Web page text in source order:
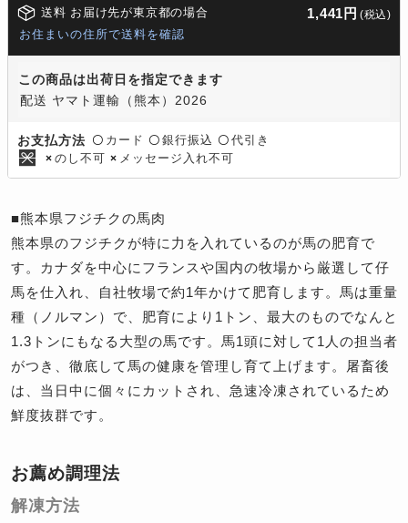
送料 お届け先が東京都の場合 1,441円 (税込)
お住まいの住所で送料を確認
この商品は出荷日を指定できます
配送 ヤマト運輸（熊本）2026
お支払方法 〇 カード 〇 銀行振込 〇 代引き
× のし不可 × メッセージ入れ不可
■熊本県フジチクの馬肉
熊本県のフジチクが特に力を入れているのが馬の肥育で
す。カナダを中心にフランスや国内の牧場から厳選して仔
馬を仕入れ、自社牧場で約1年かけて肥育します。馬は重量
種（ノルマン）で、肥育により1トン、最大のものでなんと
1.3トンにもなる大型の馬です。馬1頭に対して1人の担当者
がつき、徹底して馬の健康を管理し育て上げます。屠畜後
は、当日中に個々にカットされ、急速冷凍されているため
鮮度抜群です。
お薦め調理法
解凍方法